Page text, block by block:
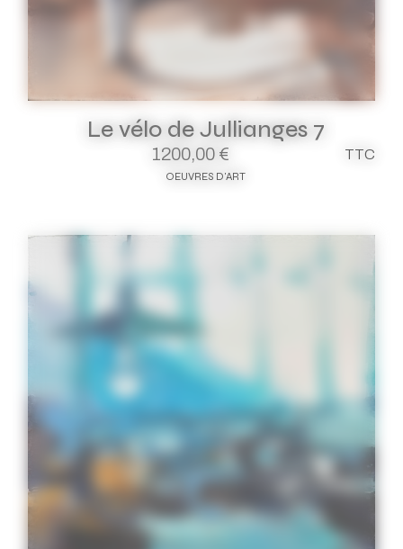
Le vélo de Jullianges 7
1200,00 € TTC
OEUVRES D'ART